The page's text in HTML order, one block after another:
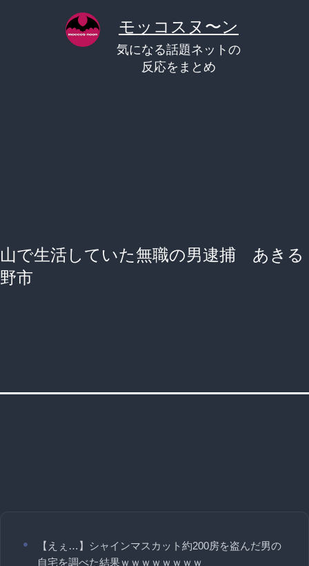
モッコスヌ〜ン
気になる話題ネットの
反応をまとめ
山で生活していた無職の男逮捕 あきる
野市
【えぇ…】シャインマスカット約200房を盗んだ男の
自宅を調べた結果ｗｗｗｗｗｗｗｗ